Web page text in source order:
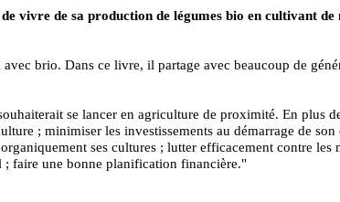
vivre de sa production de légumes bio en cultivant
brio. Dans ce livre, il partage avec beaucoup de
se lancer en agriculture de proximité. En plus
; minimiser les investissements au démarrage de
ses cultures ; lutter efficacement contre les
; faire une bonne planification financière."